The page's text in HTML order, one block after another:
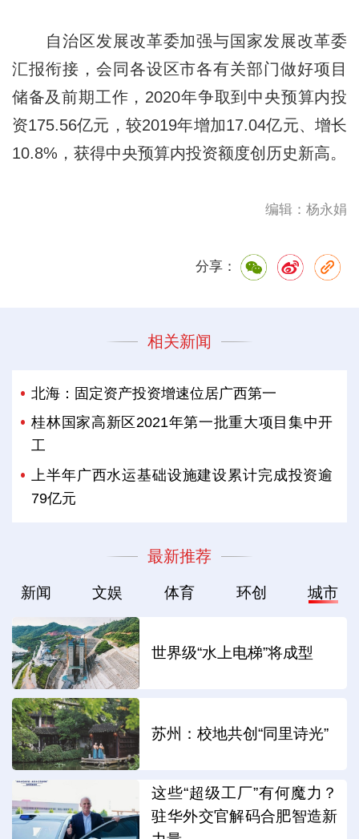
自治区发展改革委加强与国家发展改革委
汇报衔接，会同各设区市各有关部门做好项目
储备及前期工作，2020年争取到中央预算内投
资175.56亿元，较2019年增加17.04亿元、增长
10.8%，获得中央预算内投资额度创历史新高。
编辑：杨永娟
分享：
相关新闻
北海：固定资产投资增速位居广西第一
桂林国家高新区2021年第一批重大项目集中开
工
上半年广西水运基础设施建设累计完成投资逾
79亿元
最新推荐
新闻 文娱 体育 环创 城市
世界级“水上电梯”将成型
苏州：校地共创“同里诗光”
这些“超级工厂”有何魔力？
驻华外交官解码合肥智造新